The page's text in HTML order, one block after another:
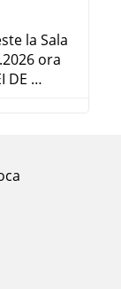
la Sala
ora
DE …